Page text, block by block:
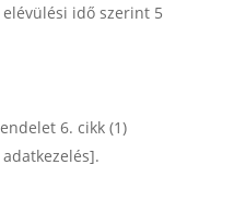
idő szerint 5
6. cikk (1)